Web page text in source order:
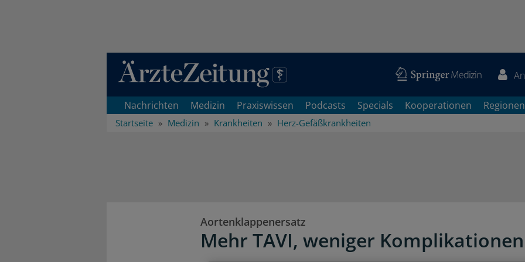
Direkt zum Inhaltsbereich
Nachrichten Medizin Praxiswissen Podcasts Specials Kooperationen Regionen
Startseite Medizin Krankheiten Herz-Gefäßkrankheiten
Aortenklappenersatz
Mehr TAVI, weniger Komplikationen